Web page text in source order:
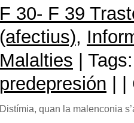
F 30- F 39
(afectius),
Malalties |
predepresión |
Distímia, quan la malenconia